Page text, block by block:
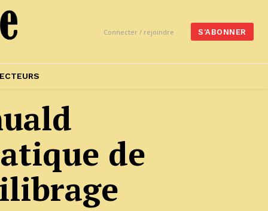
Connecter / rejoindre S'ABONNER
de